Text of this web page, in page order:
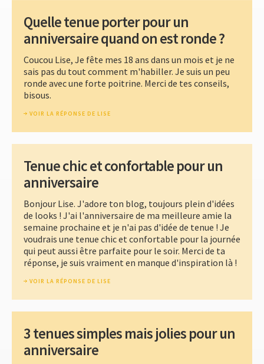
Quelle tenue porter pour un
anniversaire quand on est ronde ?
Coucou Lise, Je fête mes 18 ans dans un mois et je ne
sais pas du tout comment m'habiller. Je suis un peu
ronde avec une forte poitrine. Merci de tes conseils,
bisous.
VOIR LA RÉPONSE DE LISE
Tenue chic et confortable pour un
anniversaire
Bonjour Lise. J'adore ton blog, toujours plein d'idées
de looks ! J'ai l'anniversaire de ma meilleure amie la
semaine prochaine et je n'ai pas d'idée de tenue ! Je
voudrais une tenue chic et confortable pour la journée
qui peut aussi être parfaite pour le soir. Merci de ta
réponse, je suis vraiment en manque d'inspiration là !
VOIR LA RÉPONSE DE LISE
3 tenues simples mais jolies pour un
anniversaire